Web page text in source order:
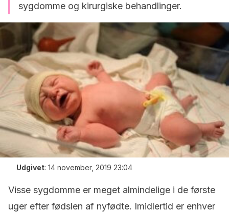
sygdomme og kirurgiske behandlinger.
Udgivet: 14 november, 2019 23:04
Visse sygdomme er meget almindelige i de første
uger efter fødslen af nyfødte. Imidlertid er enhver